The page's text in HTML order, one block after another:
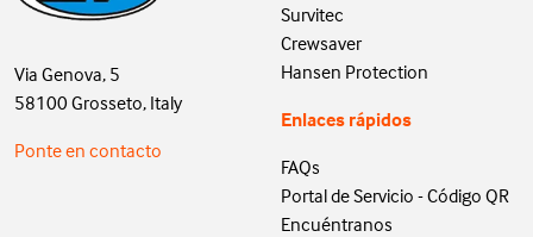
Via Genova, 5
58100 Grosseto, Italy
Ponte en contacto
Survitec
Crewsaver
Hansen Protection
Enlaces rápidos
FAQs
Portal de Servicio - Código QR
Encuéntranos